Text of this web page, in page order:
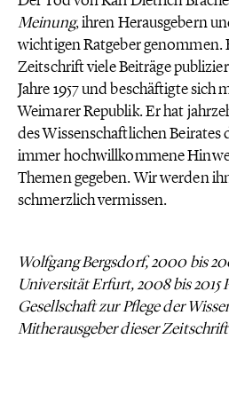
Meinung, ihren Herausgebern
wichtigen Ratgeber genommen.
Zeitschrift viele Beiträge
Jahre 1957 und beschäftigte sich
Weimarer Republik. Er hat
des Wissenschaftlichen
immer hochwillkommene
Themen gegeben. Wir werden
schmerzlich vermissen.
Wolfgang Bergsdorf, 2000 bis
Universität Erfurt, 2008 bis 2015
Gesellschaft zur Pflege der
Mitherausgeber dieser